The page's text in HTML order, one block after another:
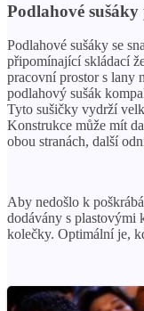
Podlahové
Podlahové sušáky se
připomínající skládací
pracovní prostor s lany
podlahový sušák
Tyto sušičky vydrží
Konstrukce může mít
obou stranách, další
Aby nedošlo k
dodávány s plastovými
kolečky. Optimální je,